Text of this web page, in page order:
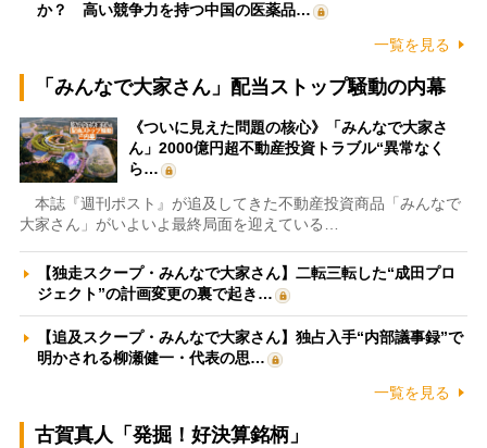
か？ 高い競争力を持つ中国の医薬品…
一覧を見る
「みんなで大家さん」配当ストップ騒動の内幕
《ついに見えた問題の核心》「みんなで大家さ
ん」2000億円超不動産投資トラブル“異常なく
ら…
本誌『週刊ポスト』が追及してきた不動産投資商品「みんなで
大家さん」がいよいよ最終局面を迎えている…
【独走スクープ・みんなで大家さん】二転三転した“成田プロ
ジェクト”の計画変更の裏で起き…
【追及スクープ・みんなで大家さん】独占入手“内部議事録”で
明かされる柳瀬健一・代表の思…
一覧を見る
古賀真人「発掘！好決算銘柄」